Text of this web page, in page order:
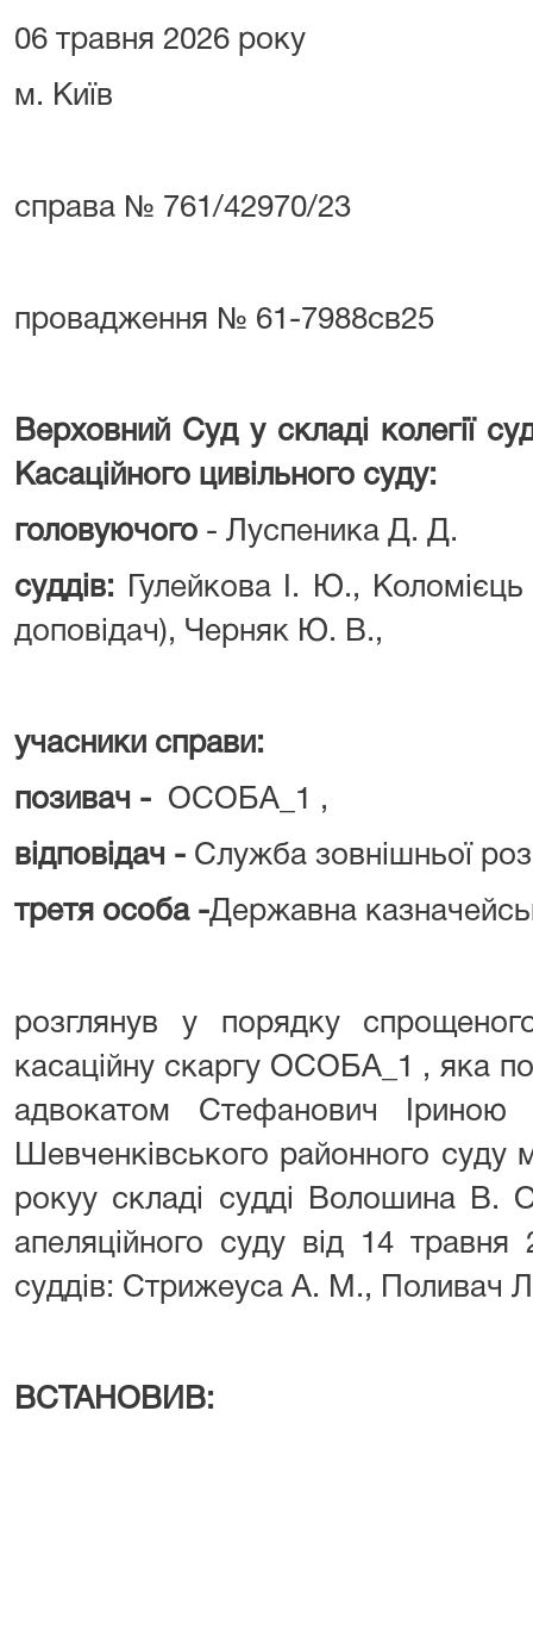
06 травня 2026 року
м. Київ
справа № 761/42970/23
провадження № 61-7988св25
Верховний Суд у складі колегії
Касаційного цивільного суду:
головуючого - Луспеника Д. Д.
суддів: Гулейкова І. Ю.,
доповідач), Черняк Ю. В.,
учасники справи:
позивач - ОСОБА_1 ,
відповідач - Служба зовнішньої
третя особа -Державна
розглянув у порядку
касаційну скаргу ОСОБА_1 , яка
адвокатом Стефанович Іриною
Шевченківського районного суду
рокуу складі судді Волошина В.
апеляційного суду від 14 травня
суддів: Стрижеуса А. М., Поливач
ВСТАНОВИВ: